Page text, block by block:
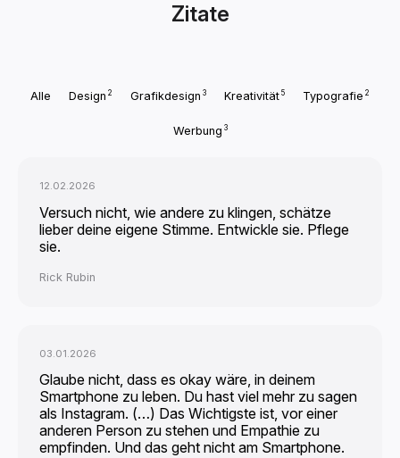
Zitate
Alle Design 2 Grafikdesign 3 Kreativität 5 Typografie 2
Werbung 3
12.02.2026
Versuch nicht, wie andere zu klingen, schätze
lieber deine eigene Stimme. Entwickle sie. Pflege
sie.
Rick Rubin
03.01.2026
Glaube nicht, dass es okay wäre, in deinem
Smartphone zu leben. Du hast viel mehr zu sagen
als Instagram. (…) Das Wichtigste ist, vor einer
anderen Person zu stehen und Empathie zu
empfinden. Und das geht nicht am Smartphone.